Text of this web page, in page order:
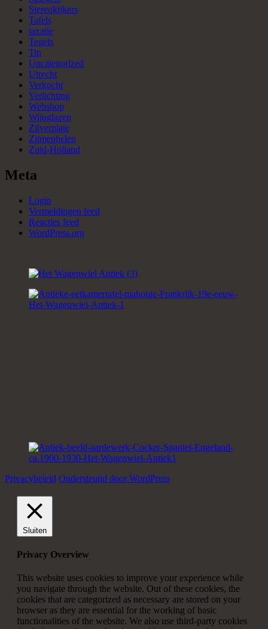
Stereokijkers
Tafels
taxatie
Tegels
Tin
Uncategorized
Utrecht
Verkocht
Verlichting
Webshop
Wijnglazen
Zilverplate
Zitmeubelen
Zuid-Holland
Meta
Login
Vermeldingen feed
Reacties feed
WordPress.org
Privacybeleid Ondersteund door WordPress
Sluiten
Privacy Overview
This website uses cookies to improve your experience while
you navigate through the website. Out of these cookies, the
cookies that are categorized as necessary are stored on your
browser as they are essential for the working of basic
functionalities of the website. We also use third-party cookies